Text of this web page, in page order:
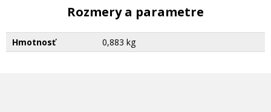
Rozmery a parametre
Hmotnosť 0,883 kg